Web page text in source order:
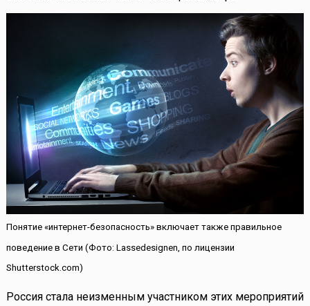
Понятие «интернет-безопасность» включает также правильное
поведение в Сети (Фото: Lassedesignen, по лицензии
Shutterstock.com)
Россия стала неизменным участником этих мероприятий